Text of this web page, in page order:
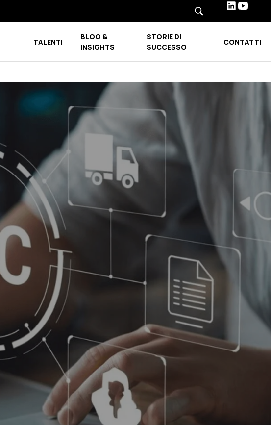
Show submenu for PRODOTTI Show submenu for INDUSTRIE E SETTORI
TALENTI
BLOG &
INSIGHTS
Show submenu for BLOG & INSIGHTS
STORIE DI
SUCCESSO
CONTATTI